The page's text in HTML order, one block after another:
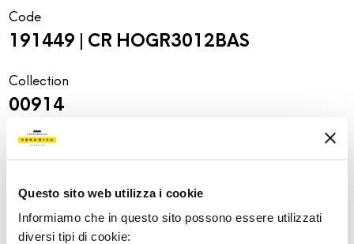
Questo sito web utilizza i cookie
Informiamo che in questo sito possono essere utilizzati
diversi tipi di cookie:
Code
191449 | CR HOGR3012BAS
Collection
00914
Couleur:
Pièces spéciales
Format:
30.0x120.0
mat
Stonalisation: